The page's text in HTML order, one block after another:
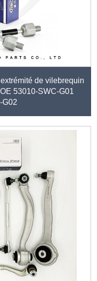
de vilebrequin
53010-SWC-G01
G02